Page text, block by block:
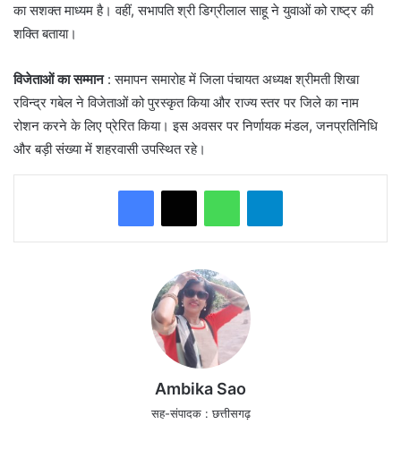
का सशक्त माध्यम है। वहीं, सभापति श्री डिग्रीलाल साहू ने युवाओं को राष्ट्र की
शक्ति बताया।
विजेताओं का सम्मान: समापन समारोह में जिला पंचायत अध्यक्ष श्रीमती शिखा
रविन्द्र गबेल ने विजेताओं को पुरस्कृत किया और राज्य स्तर पर जिले का नाम
रोशन करने के लिए प्रेरित किया। इस अवसर पर निर्णायक मंडल, जनप्रतिनिधि
और बड़ी संख्या में शहरवासी उपस्थित रहे।
WhatsAppTelegram
Ambika Sao
सह-संपादक : छत्तीसगढ़